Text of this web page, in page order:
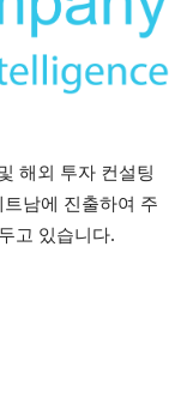
으로 유치하고 있
, STEAM, 이중 언
을 제공하는 유치
높은 수요에 힘입
동 개발을 목표로
다양합니다.
해외 투자 컨설팅
남에 진출하여 주
고 있습니다.